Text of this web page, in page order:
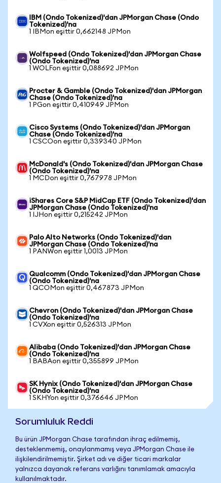
IBM (Ondo Tokenized)'dan JPMorgan Chase (Ondo
Tokenized)'na
1 IBMon eşittir 0,662148 JPMon
Wolfspeed (Ondo Tokenized)'dan JPMorgan Chase
(Ondo Tokenized)'na
1 WOLFon eşittir 0,088692 JPMon
Procter & Gamble (Ondo Tokenized)'dan JPMorgan
Chase (Ondo Tokenized)'na
1 PGon eşittir 0,410949 JPMon
Cisco Systems (Ondo Tokenized)'dan JPMorgan
Chase (Ondo Tokenized)'na
1 CSCOon eşittir 0,339340 JPMon
McDonald's (Ondo Tokenized)'dan JPMorgan Chase
(Ondo Tokenized)'na
1 MCDon eşittir 0,767978 JPMon
iShares Core S&P MidCap ETF (Ondo Tokenized)'dan
JPMorgan Chase (Ondo Tokenized)'na
1 IJHon eşittir 0,215242 JPMon
Palo Alto Networks (Ondo Tokenized)'dan
JPMorgan Chase (Ondo Tokenized)'na
1 PANWon eşittir 1,0013 JPMon
Qualcomm (Ondo Tokenized)'dan JPMorgan Chase
(Ondo Tokenized)'na
1 QCOMon eşittir 0,467873 JPMon
Chevron (Ondo Tokenized)'dan JPMorgan Chase
(Ondo Tokenized)'na
1 CVXon eşittir 0,526313 JPMon
Alibaba (Ondo Tokenized)'dan JPMorgan Chase
(Ondo Tokenized)'na
1 BABAon eşittir 0,355899 JPMon
SK Hynix (Ondo Tokenized)'dan JPMorgan Chase
(Ondo Tokenized)'na
1 SKHYon eşittir 0,376646 JPMon
Sorumluluk Reddi
Bu ürün JPMorgan Chase tarafından ihraç edilmemiş,
desteklenmemiş, onaylanmamış veya JPMorgan Chase ile
ilişkilendirilmemiştir. Şirket adı ve diğer ticari markalar
yalnızca dayanak referans varlığını tanımlamak amacıyla
kullanılmaktadır.